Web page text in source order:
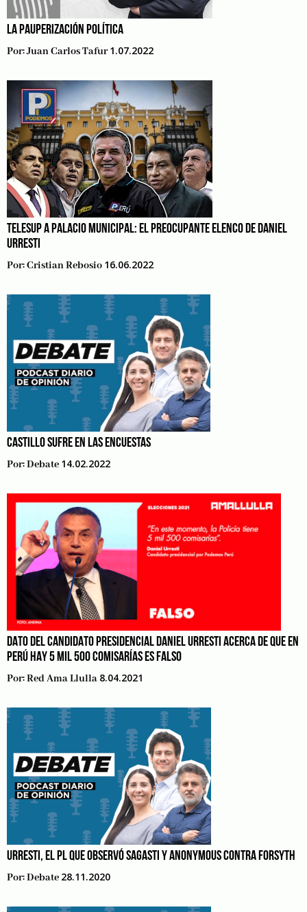
LA PAUPERIZACIÓN POLÍTICA
Por:Juan Carlos Tafur 1.07.2022
TELESUP A PALACIO MUNICIPAL: EL PREOCUPANTE ELENCO DE DANIEL
URRESTI
Por:Cristian Rebosio 16.06.2022
CASTILLO SUFRE EN LAS ENCUESTAS
Por:Debate 14.02.2022
DATO DEL CANDIDATO PRESIDENCIAL DANIEL URRESTI ACERCA DE QUE EN
PERÚ HAY 5 MIL 500 COMISARÍAS ES FALSO
Por:Red Ama Llulla 8.04.2021
URRESTI, EL PL QUE OBSERVÓ SAGASTI Y ANONYMOUS CONTRA FORSYTH
Por:Debate 28.11.2020